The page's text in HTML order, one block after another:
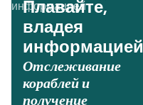
Плавайте,
владея
информацией
Отслеживание
кораблей и
получение